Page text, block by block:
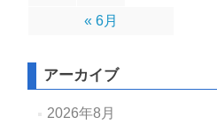
« 6月
アーカイブ
2026年8月